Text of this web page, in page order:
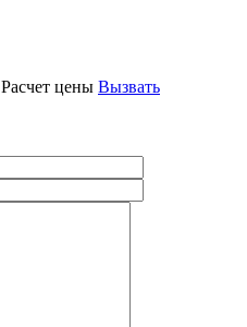
Расчет цены Вызвать